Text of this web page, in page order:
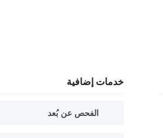
خدمات إضافية
الفحص عن بُعد